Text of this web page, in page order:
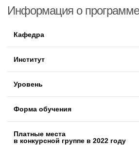
Информация о
Кафедра
Институт
Уровень
Форма обучения
Платные места
в конкурсной группе в 2022 году